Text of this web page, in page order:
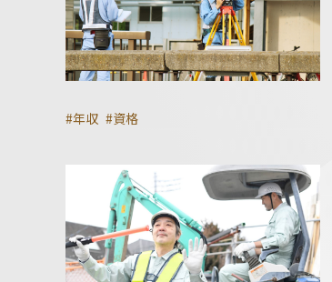
#年収 #資格